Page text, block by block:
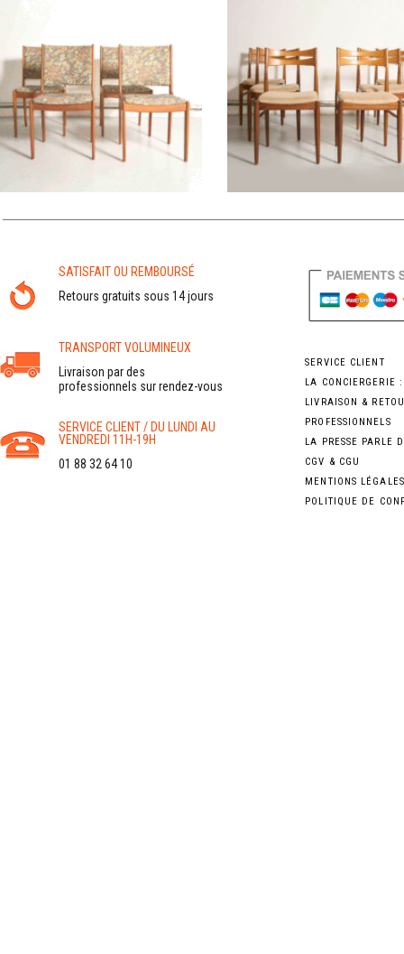
SATISFAIT OU REMBOURSÉ
Retours gratuits sous 14 jours
TRANSPORT VOLUMINEUX
Livraison par des
professionnels sur rendez-vous
SERVICE CLIENT / DU LUNDI AU
VENDREDI 11H-19H
01 88 32 64 10
SERVICE CLIENT
LA CONCIERGERIE
LIVRAISON &
PROFESSIONNELS
LA PRESSE PARLE
CGV & CGU
MENTIONS LÉGALES
POLITIQUE DE